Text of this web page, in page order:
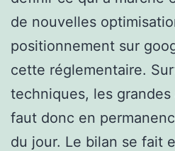
de nouvelles
positionnement sur
cette réglementaire.
techniques, les
faut donc en
du jour. Le bilan se fait